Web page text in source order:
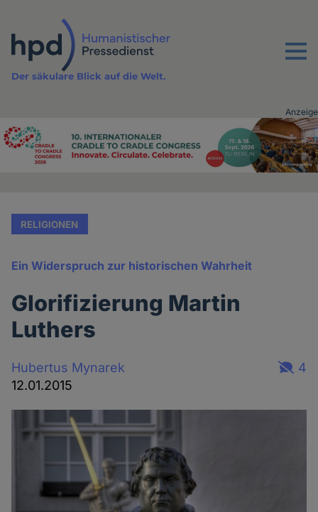
Inhalt
Menu
Der säkulare Blick auf die Welt.
Advertising
Anzeige
RELIGIONEN
Ein Widerspruch zur historischen Wahrheit
Glorifizierung Martin
Luthers
Hubertus Mynarek
12.01.2015
4